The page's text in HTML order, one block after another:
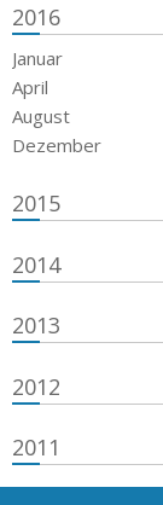
2016
Januar
April
August
Dezember
2015
2014
2013
2012
2011